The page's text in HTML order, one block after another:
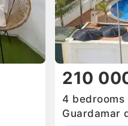
210
4
Guardamar